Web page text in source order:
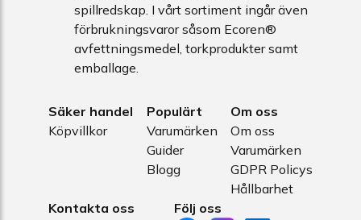
spillredskap. I vårt sortiment ingår även
förbrukningsvaror såsom Ecoren®
avfettningsmedel, torkprodukter samt
emballage.
Säker handel
Köpvillkor
Populärt
Varumärken
Guider
Blogg
Om oss
Om oss
Varumärken
GDPR Policys
Hållbarhet
Kontakta oss
Följ oss